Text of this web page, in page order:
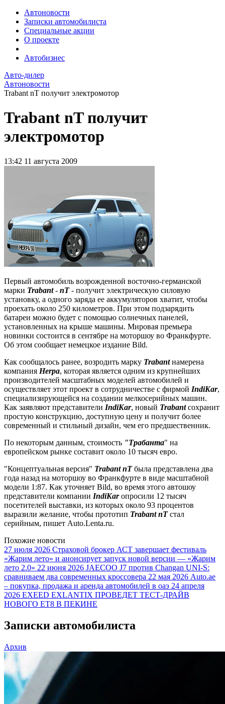
Автоновости
Записки автомобилиста
Специальные акции
О проекте
Автобизнес
Авто-дилер
Автоновости
Trabant nT получит электромотор
Trabant nT получит
электромотор
13:42 11 августа 2009
Первый автомобиль возрожденной восточно-германской
марки Trabant- nT- получит электрическую силовую
установку, а одного заряда ее аккумуляторов хватит, чтобы
проехать около 250 километров. При этом подзарядить
батареи можно будет с помощью солнечных панелей,
установленных на крыше машины. Мировая премьера
новинки состоится в сентябре на моторшоу во Франкфурте.
Об этом сообщает немецкое издание Bild.
Как сообщалось ранее, возродить марку Trabantнамерена
компания Herpa, которая является одним из крупнейших
производителей масштабных моделей автомобилей и
осуществляет этот проект в сотрудничестве с фирмой IndiKar,
специализирующейся на создании мелкосерийных машин.
Как заявляют представители IndiKar, новый Trabantсохранит
простую конструкцию, доступную цену и получит более
современный и стильный дизайн, чем его предшественник.
По некоторым данным, стоимость "Трабанта" на
европейском рынке составит около 10 тысяч евро.
"Концептуальная версия" Trabant nTбыла представлена два
года назад на моторшоу во Франкфурте в виде масштабной
модели 1:87. Как уточняет Bild, во время этого автошоу
представители компании IndiKarопросили 12 тысяч
посетителей выставки, из которых около 93 процентов
выразили желание, чтобы прототип Trabant nTстал
серийным, пишет Auto.Lenta.ru.
Похожие новости
27 июля 2026 Страховой брокер АСТ завершает фестиваль
«Жарим лето» и анонсирует запуск новой версии — «Жарим
лето 2.0» 22 июня 2026 JAECOO J7 против Changan UNI-S:
сравниваем два современных кроссовера 22 мая 2026 Auto.ae
– покупка, продажа и аренда автомобилей в оаэ 24 апреля
2026 EXEED EXLANTIX ПРОВЕДЕТ ТЕСТ-ДРАЙВ
НОВОГО ET8 В ПЕКИНЕ
Записки автомобилиста
Архив